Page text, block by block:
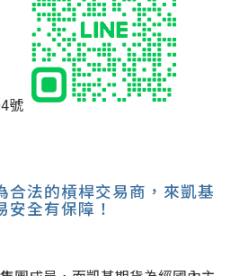
號
合法的槓桿交易商，來凱基
全有保障！